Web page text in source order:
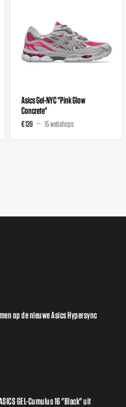
Asics Gel-NYC "Pink Glow
Concrete"
€ 139 15 webshops
op de nieuwe Asics Hypersync
GEL-Cumulus 16 "Black" uit